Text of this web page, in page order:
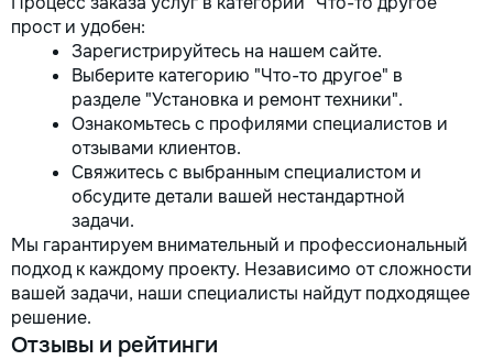
прост и удобен:
Зарегистрируйтесь на нашем сайте.
Выберите категорию "Что-то другое" в
разделе "Установка и ремонт техники".
Ознакомьтесь с профилями специалистов и
отзывами клиентов.
Свяжитесь с выбранным специалистом и
обсудите детали вашей нестандартной
задачи.
Мы гарантируем внимательный и профессиональный
подход к каждому проекту. Независимо от сложности
вашей задачи, наши специалисты найдут подходящее
решение.
Отзывы и рейтинги